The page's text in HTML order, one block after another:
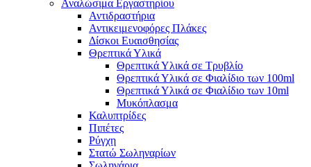
Αναλώσιμα Εργαστηρίου
Αντιδραστήρια
Αντικειμενοφόρες Πλάκες
Δίσκοι Ευαισθησίας
Θρεπτικά Υλικά
Θρεπτικά Υλικά σε Τρυβλίο
Θρεπτικά Υλικά σε Φιαλίδιο των 100ml
Θρεπτικά Υλικά σε Φιαλίδιο των 10ml
Μυκόπλασμα
Καλυπτρίδες
Πιπέτες
Ρύγχη
Στατώ Σωληναρίων